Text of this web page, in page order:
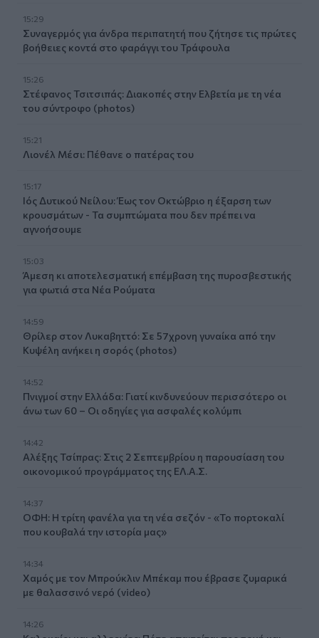
15:29
Συναγερμός για άνδρα περιπατητή που ζήτησε τις πρώτες
βοήθειες κοντά στο φαράγγι του Τράφουλα
15:26
Στέφανος Τσιτσιπάς: Διακοπές στην Ελβετία με τη νέα
του σύντροφο (photos)
15:21
Λιονέλ Μέσι: Πέθανε ο πατέρας του
15:17
Ιός Δυτικού Νείλου: Έως τον Οκτώβριο η έξαρση των
κρουσμάτων - Τα συμπτώματα που δεν πρέπει να
αγνοήσουμε
15:03
Άμεση κι αποτελεσματική επέμβαση της πυροσβεστικής
για φωτιά στα Νέα Ρούματα
14:59
Θρίλερ στον Λυκαβηττό: Σε 57χρονη γυναίκα από την
Κυψέλη ανήκει η σορός (photos)
14:52
Πνιγμοί στην Ελλάδα: Γιατί κινδυνεύουν περισσότερο οι
άνω των 60 – Οι οδηγίες για ασφαλές κολύμπι
14:42
Αλέξης Τσίπρας: Στις 2 Σεπτεμβρίου η παρουσίαση του
οικονομικού προγράμματος της ΕΛ.Α.Σ.
14:37
ΟΦΗ: Η τρίτη φανέλα για τη νέα σεζόν - «Το πορτοκαλί
που κουβαλά την ιστορία μας»
14:34
Χαμός με τον Μπρούκλιν Μπέκαμ που έβρασε ζυμαρικά
με θαλασσινό νερό (video)
14:26